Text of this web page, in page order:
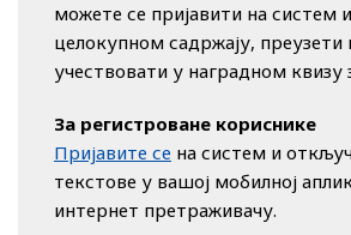
можете се пријавити на систем
целокупном садржају, преузети
учествовати у наградном квизу
За регистроване кориснике
Пријавите се на систем и
текстове у вашој мобилној
интернет претраживачу.